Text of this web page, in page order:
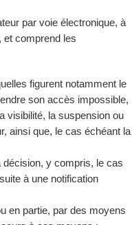
par voie électronique, à
et comprend les
figurent notamment le
son accès impossible,
visibilité, la suspension ou
ainsi que, le cas échéant la
décision, y compris, le cas
à une notification
en partie, par des moyens